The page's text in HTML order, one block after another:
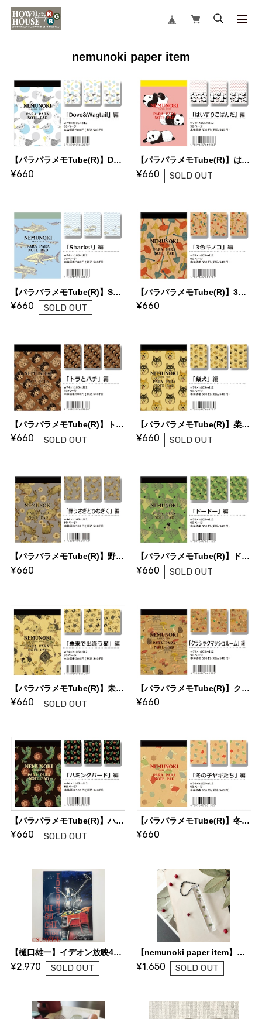
nemunoki paper item
【パラパラメモTube(R)】Dove&Wagtail（nemunoki paper item）
¥660
【パラパラメモTube(R)】はいずりこぱんだ（nemunoki paper item）
¥660 SOLD OUT
【パラパラメモTube(R)】Sharks!（nemunoki paper item）
¥660 SOLD OUT
【パラパラメモTube(R)】3色キノコ（nemunoki paper item）
¥660
【パラパラメモTube(R)】トラとハチ（nemunoki paper item）
¥660 SOLD OUT
【パラパラメモTube(R)】柴犬（nemunoki paper item）
¥660 SOLD OUT
【パラパラメモTube(R)】野うさぎとひなぎく（nemunoki paper item）
¥660
【パラパラメモTube(R)】ドードー（nemunoki paper item）
¥660 SOLD OUT
【パラパラメモTube(R)】未来で出逢う猫（nemunoki paper item）
¥660 SOLD OUT
【パラパラメモTube(R)】クラシックマッシュルーム（nemunoki paper item）
¥660
【パラパラメモTube(R)】ハミングバード（nemunoki paper item）
¥660 SOLD OUT
【パラパラメモTube(R)】冬の子ヤギたち（nemunoki paper item）
¥660
【樋口雄一】イデオン放映40周年記念 巡回展「メカニックデザイナー樋口雄一と８人の造形作家たち」ガイドブック
¥2,970 SOLD OUT
【nemunoki paper item】マンドラゴラズ ルームキー
¥1,650 SOLD OUT